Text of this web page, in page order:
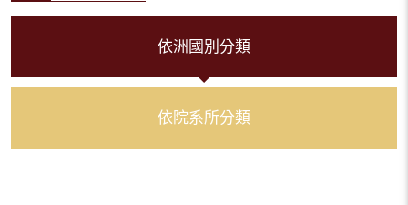
依洲國別分類
依院系所分類